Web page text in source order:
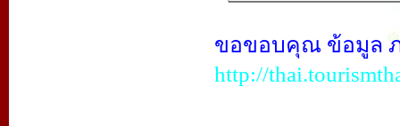
ขอขอบคุณ ข้อมูล ภ
http://